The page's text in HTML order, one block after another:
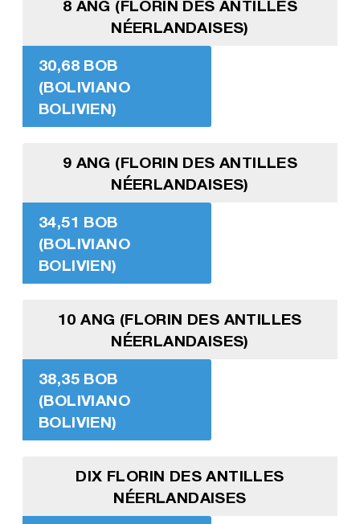
8 ANG (FLORIN DES ANTILLES
NÉERLANDAISES)
30,68 BOB
(BOLIVIANO
BOLIVIEN)
9 ANG (FLORIN DES ANTILLES
NÉERLANDAISES)
34,51 BOB
(BOLIVIANO
BOLIVIEN)
10 ANG (FLORIN DES ANTILLES
NÉERLANDAISES)
38,35 BOB
(BOLIVIANO
BOLIVIEN)
DIX FLORIN DES ANTILLES
NÉERLANDAISES